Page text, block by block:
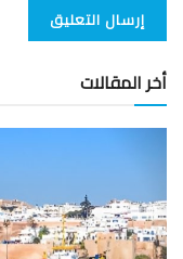
أخر المقالات